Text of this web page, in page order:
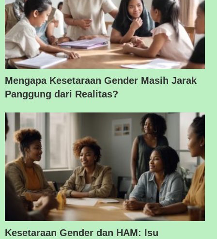
Mengapa Kesetaraan Gender Masih Jarak
Panggung dari Realitas?
Kesetaraan Gender dan HAM: Isu